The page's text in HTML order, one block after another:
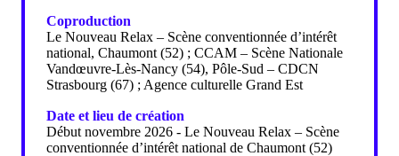
Coproduction
Le Nouveau Relax – Scène conventionnée d’intérêt
national, Chaumont (52) ; CCAM – Scène Nationale
Vandœuvre-Lès-Nancy (54), Pôle-Sud – CDCN
Strasbourg (67) ; Agence culturelle Grand Est
Date et lieu de création
Début novembre 2026 - Le Nouveau Relax – Scène
conventionnée d’intérêt national de Chaumont (52)